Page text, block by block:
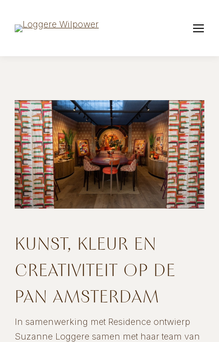
KUNST, KLEUR EN
CREATIVITEIT OP DE
PAN AMSTERDAM
In samenwerking met Residence ontwierp
Suzanne Loggere samen met haar team van